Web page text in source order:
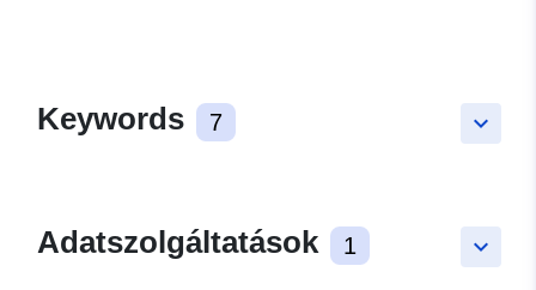
keyboard_arrow_down
Keywords 7
keyboard_arrow_down
Adatszolgáltatások 1